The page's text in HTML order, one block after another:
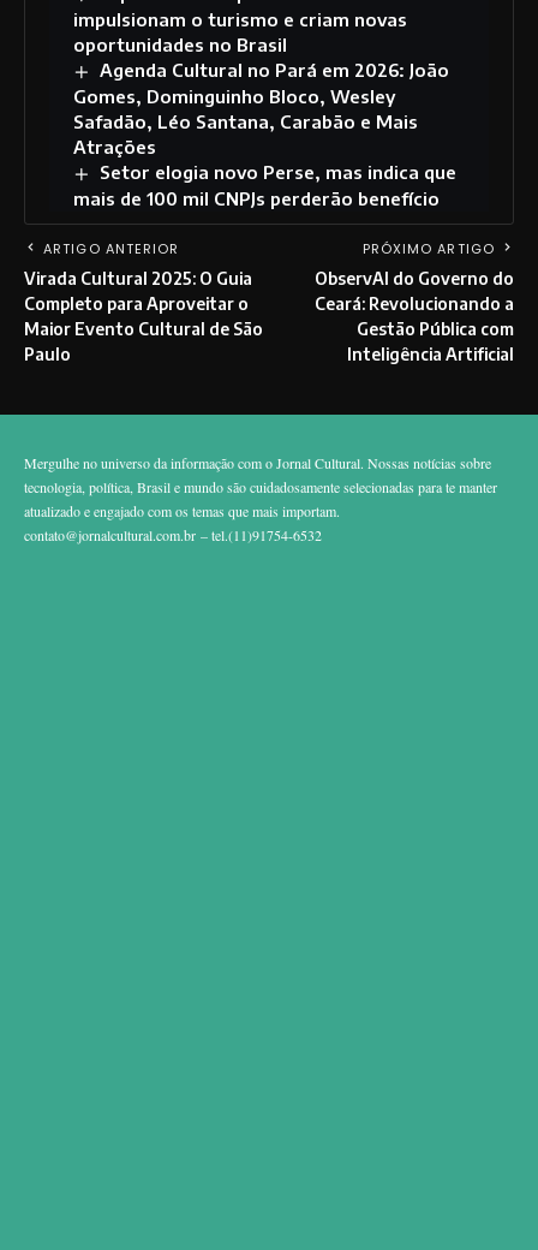
impulsionam o turismo e criam novas
oportunidades no Brasil
Agenda Cultural no Pará em 2026: João
Gomes, Dominguinho Bloco, Wesley
Safadão, Léo Santana, Carabão e Mais
Atrações
Setor elogia novo Perse, mas indica que
mais de 100 mil CNPJs perderão benefício
ARTIGO ANTERIOR
Virada Cultural 2025: O Guia
Completo para Aproveitar o
Maior Evento Cultural de São
Paulo
PRÓXIMO ARTIGO
ObservAI do Governo do
Ceará: Revolucionando a
Gestão Pública com
Inteligência Artificial
Mergulhe no universo da informação com o Jornal Cultural. Nossas notícias sobre
tecnologia, política, Brasil e mundo são cuidadosamente selecionadas para te manter
atualizado e engajado com os temas que mais importam.
contato@jornalcultural.com.br – tel.(11)91754-6532